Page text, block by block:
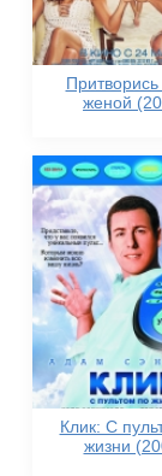
женой
Клик: С
жизни